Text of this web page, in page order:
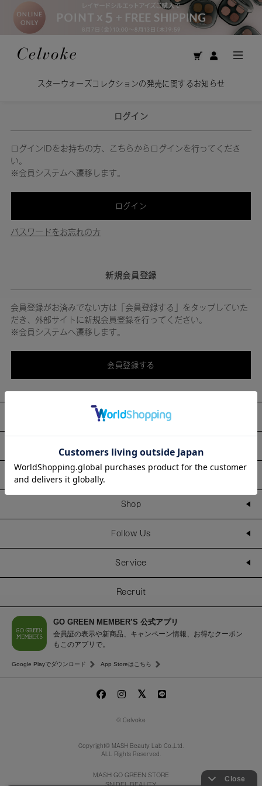
スターウォーズコレクションの発売に関するお知らせ
ログイン
ログインIDをお持ちの方、こちらからログインを行ってくださ
い。
※会員システムへ遷移します。
ログイン
パスワードをお忘れの方
新規会員登録
会員登録がお済みでない方は「会員登録する」をタップしていた
だき、外部サイトに新規会員登録を行ってください。
※会員システムへ遷移します。
会員登録する
About
Shop
Follow Us
Service
Recruit
GO GREEN MEMBER’S 公式アプリ
会員証の表示や新商品、キャンペーン情報、お得なクーポン
もこのアプリで。
Google Playでダウンロード App Storeはこちら
© Celvoke
Copyright© MASH Beauty Lab Co.,Ltd.
ALL Rights Reserved.
MASH GO GREEN STORE
SNIDEL BEAUTY